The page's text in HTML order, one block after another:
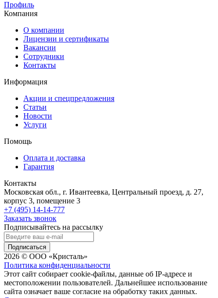
Профиль
Компания
О компании
Лицензии и сертификаты
Вакансии
Сотрудники
Контакты
Информация
Акции и спецпредложения
Статьи
Новости
Услуги
Помощь
Оплата и доставка
Гарантия
Контакты
Московская обл., г. Ивантеевка, Центральный проезд, д. 27,
корпус 3, помещение 3
+7 (495) 14-14-777
Заказать звонок
Подписывайтесь на рассылку
Подписаться
2026 © ООО «Кристаль»
Политика конфиденциальности
Этот сайт собирает cookie-файлы, данные об IP-адресе и
местоположении пользователей. Дальнейшее использование
сайта означает ваше согласие на обработку таких данных.